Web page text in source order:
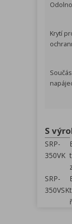
Krytí
S
SRP-
350VK
SRP-
350VSK